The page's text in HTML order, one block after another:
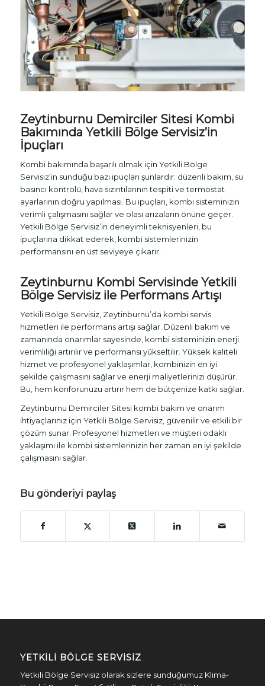
Zeytinburnu Demirciler Sitesi Kombi
Bakımında Yetkili Bölge Servisiz’in
İpuçları
Kombi bakımında başarılı olmak için Yetkili Bölge
Servisiz’in sunduğu bazı ipuçları şunlardır: düzenli bakım, su
basıncı kontrolü, hava sızıntılarının tespiti ve termostat
ayarlarının doğru yapılması. Bu ipuçları, kombi sisteminizin
verimli çalışmasını sağlar ve olası arızaların önüne geçer.
Yetkili Bölge Servisiz’in deneyimli teknisyenleri, bu
ipuçlarına dikkat ederek, kombi sistemlerinizin
performansını en üst seviyeye çıkarır.
Zeytinburnu Kombi Servisinde Yetkili
Bölge Servisiz ile Performans Artışı
Yetkili Bölge Servisiz, Zeytinburnu’da kombi servis
hizmetleri ile performans artışı sağlar. Düzenli bakım ve
zamanında onarımlar sayesinde, kombi sisteminizin enerji
verimliliği artırılır ve performansı yükseltilir. Yüksek kaliteli
hizmet ve profesyonel yaklaşımlar, kombinizin en iyi
şekilde çalışmasını sağlar ve enerji maliyetlerinizi düşürür.
Bu, hem konforunuzu artırır hem de bütçenize katkı sağlar.
Zeytinburnu Demirciler Sitesi kombi bakım ve onarım
ihtiyaçlarınız için Yetkili Bölge Servisiz, güvenilir ve etkili bir
çözüm sunar. Profesyonel hizmetleri ve müşteri odaklı
yaklaşımı ile kombi sistemlerinizin her zaman en iyi şekilde
çalışmasını sağlar.
Bu gönderiyi paylaş
YETKILI BÖLGE SERVISIZ
Yetkili Bölge Servisiz olarak sizlere sunduğumuz Klima-